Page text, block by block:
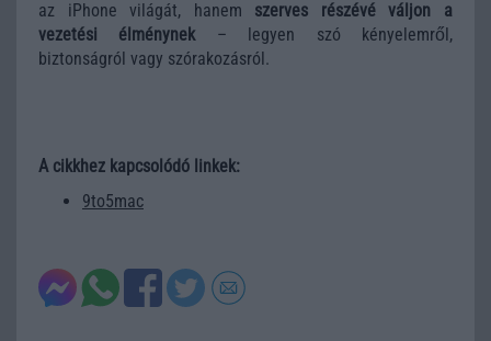
az iPhone világát, hanem szerves részévé váljon a
vezetési élménynek– legyen szó kényelemről,
biztonságról vagy szórakozásról.
A cikkhez kapcsolódó linkek:
9to5mac